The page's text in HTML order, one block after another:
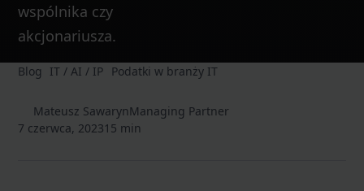
wspólnika czy
akcjonariusza.
Blog IT / AI / IP Podatki w branży IT
Mateusz SawarynManaging Partner
7 czerwca, 202315 min